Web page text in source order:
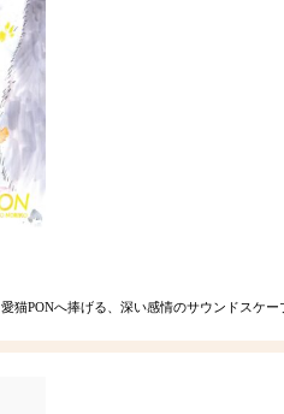
猫PONへ捧げる、深い感情のサウンドスケー